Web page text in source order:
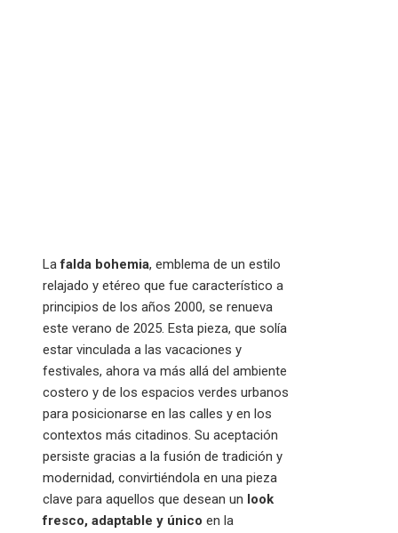
Lafalda bohemia, emblema de un estilo
relajado y etéreo que fue característico a
principios de los años 2000, se renueva
este verano de 2025. Esta pieza, que solía
estar vinculada a las vacaciones y
festivales, ahora va más allá del ambiente
costero y de los espacios verdes urbanos
para posicionarse en las calles y en los
contextos más citadinos. Su aceptación
persiste gracias a la fusión de tradición y
modernidad, convirtiéndola en una pieza
clave para aquellos que desean un look
fresco, adaptable y único en la